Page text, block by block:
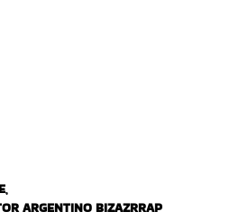
,
ARGENTINO BIZAZRRAP